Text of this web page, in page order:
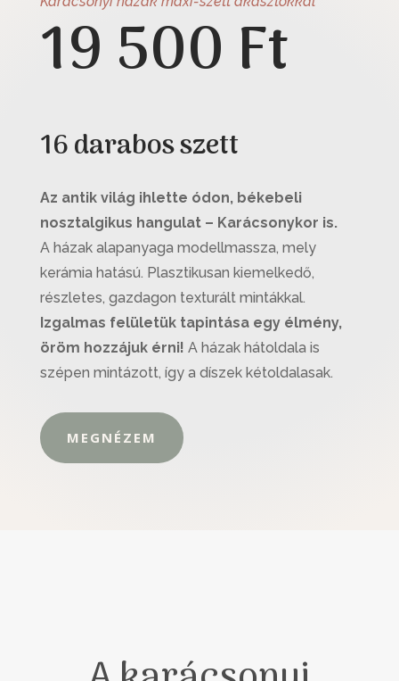
19 500 Ft
16 darabos szett
Az antik világ ihlette ódon, békebeli
nosztalgikus hangulat – Karácsonykor is.
A házak alapanyaga modellmassza, mely
kerámia hatású. Plasztikusan kiemelkedő,
részletes, gazdagon texturált mintákkal.
Izgalmas felületük tapintása egy élmény,
öröm hozzájuk érni! A házak hátoldala is
szépen mintázott, így a díszek kétoldalasak.
MEGNÉZEM